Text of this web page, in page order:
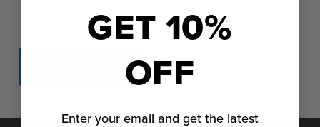
beutel
Regulärer
$29.00GET 10%
OFF
Enter your email and get the latest